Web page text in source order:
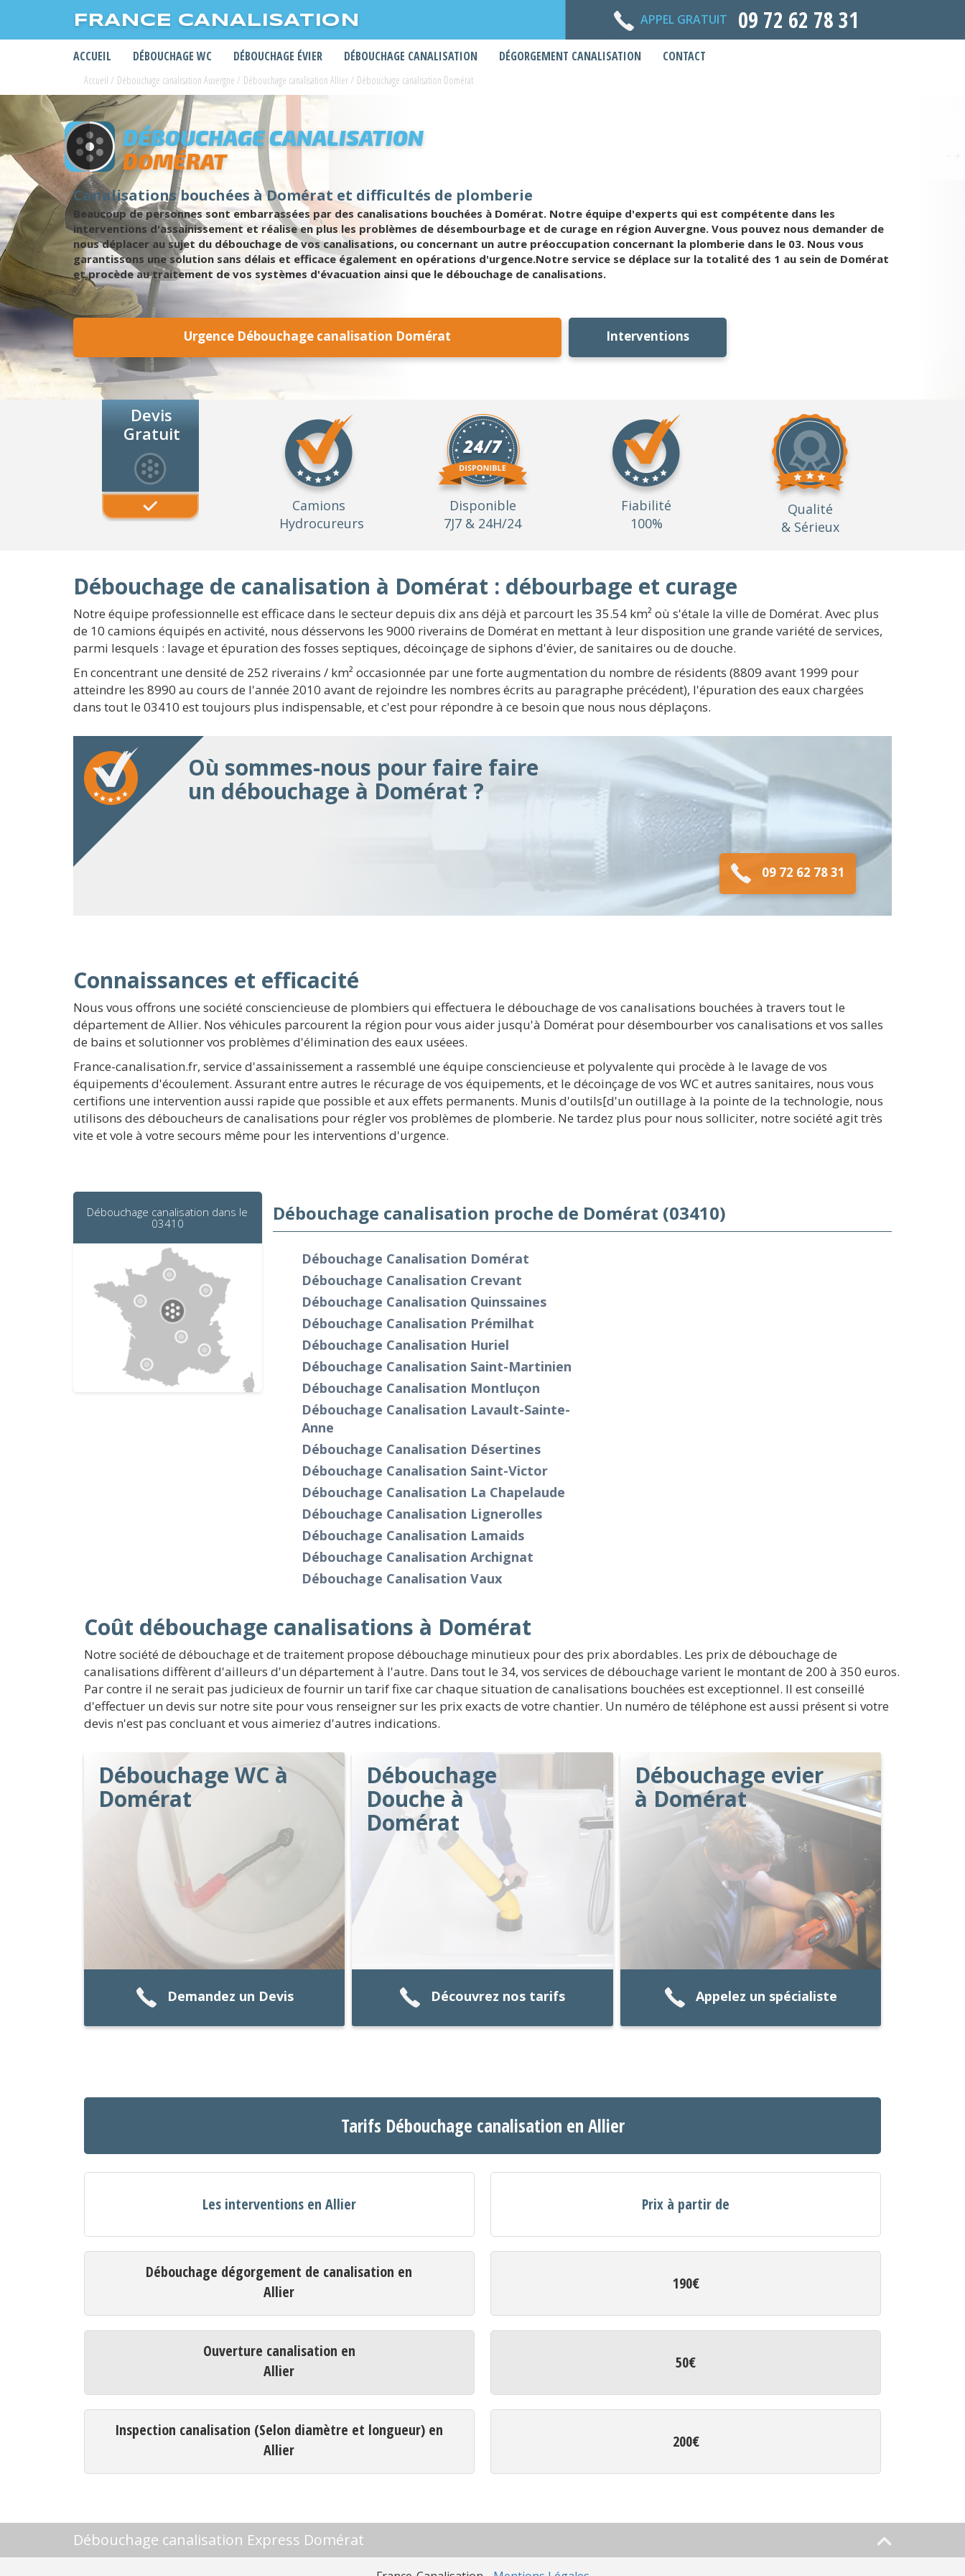
FRANCE CANALISATION APPEL GRATUIT 09 72 62 78 31
ACCUEIL DÉBOUCHAGE WC DÉBOUCHAGE ÉVIER DÉBOUCHAGE CANALISATION DÉGORGEMENT CANALISATION CONTACT
Accueil / Débouchage canalisation Auvergne / Débouchage canalisation Allier/ Débouchage canalisation Domérat
DÉBOUCHAGE CANALISATION
DOMÉRAT
Canalisations bouchées à Domérat et difficultés de plomberie
Beaucoup de personnes sont embarrassées par des canalisations bouchées à Domérat. Notre équipe d'experts qui est compétente dans les
interventions d'assainissement et réalise en plus les problèmes de désembourbage et de curage en région Auvergne. Vous pouvez nous demander de
nous déplacer au sujet du débouchage de vos canalisations, ou concernant un autre préoccupation concernant la plomberie dans le 03. Nous vous
garantissons une solution sans délais et efficace également en opérations d'urgence.Notre service se déplace sur la totalité des 1 au sein de Domérat
et procède au traitement de vos systèmes d'évacuation ainsi que le débouchage de canalisations.
Urgence Débouchage canalisation Domérat Interventions
Devis
Gratuit
Camions
Hydrocureurs
Disponible
7J7 & 24H/24
Fiabilité
100%
Qualité
& Sérieux
Débouchage de canalisation à Domérat : débourbage et curage
Notre équipe professionnelle est efficace dans le secteur depuis dix ans déjà et parcourt les 35.54 km² où s'étale la ville de Domérat. Avec plus
de 10 camions équipés en activité, nous désservons les 9000 riverains de Domérat en mettant à leur disposition une grande variété de services,
parmi lesquels : lavage et épuration des fosses septiques, décoinçage de siphons d'évier, de sanitaires ou de douche.
En concentrant une densité de 252 riverains / km² occasionnée par une forte augmentation du nombre de résidents (8809 avant 1999 pour
atteindre les 8990 au cours de l'année 2010 avant de rejoindre les nombres écrits au paragraphe précédent), l'épuration des eaux chargées
dans tout le 03410 est toujours plus indispensable, et c'est pour répondre à ce besoin que nous nous déplaçons.
Où sommes-nous pour faire faire
un débouchage à Domérat ?
09 72 62 78 31
Connaissances et efficacité
Nous vous offrons une société consciencieuse de plombiers qui effectuera le débouchage de vos canalisations bouchées à travers tout le
département de Allier. Nos véhicules parcourent la région pour vous aider jusqu'à Domérat pour désembourber vos canalisations et vos salles
de bains et solutionner vos problèmes d'élimination des eaux uséees.
France-canalisation.fr, service d'assainissement a rassemblé une équipe consciencieuse et polyvalente qui procède à le lavage de vos
équipements d'écoulement. Assurant entre autres le récurage de vos équipements, et le décoinçage de vos WC et autres sanitaires, nous vous
certifions une intervention aussi rapide que possible et aux effets permanents. Munis d'outils[d'un outillage à la pointe de la technologie, nous
utilisons des déboucheurs de canalisations pour régler vos problèmes de plomberie. Ne tardez plus pour nous solliciter, notre société agit très
vite et vole à votre secours même pour les interventions d'urgence.
Débouchage canalisation dans le
03410
Débouchage canalisation proche de Domérat (03410)
Débouchage Canalisation Domérat
Débouchage Canalisation Crevant
Débouchage Canalisation Quinssaines
Débouchage Canalisation Prémilhat
Débouchage Canalisation Huriel
Débouchage Canalisation Saint-Martinien
Débouchage Canalisation Montluçon
Débouchage Canalisation Lavault-Sainte-
Anne
Débouchage Canalisation Désertines
Débouchage Canalisation Saint-Victor
Débouchage Canalisation La Chapelaude
Débouchage Canalisation Lignerolles
Débouchage Canalisation Lamaids
Débouchage Canalisation Archignat
Débouchage Canalisation Vaux
Coût débouchage canalisations à Domérat
Notre société de débouchage et de traitement propose débouchage minutieux pour des prix abordables. Les prix de débouchage de
canalisations diffèrent d'ailleurs d'un département à l'autre. Dans tout le 34, vos services de débouchage varient le montant de 200 à 350 euros.
Par contre il ne serait pas judicieux de fournir un tarif fixe car chaque situation de canalisations bouchées est exceptionnel. Il est conseillé
d'effectuer un devis sur notre site pour vous renseigner sur les prix exacts de votre chantier. Un numéro de téléphone est aussi présent si votre
devis n'est pas concluant et vous aimeriez d'autres indications.
Débouchage WC à
Domérat
Demandez un Devis
Débouchage
Douche à
Domérat
Découvrez nos tarifs
Débouchage evier
à Domérat
Appelez un spécialiste
Tarifs Débouchage canalisation en Allier
Les interventions en Allier Prix à partir de
Débouchage dégorgement de canalisation en
Allier
190€
Ouverture canalisation en
Allier
50€
Inspection canalisation (Selon diamètre et longueur) en
Allier
200€
Débouchage canalisation Express Domérat